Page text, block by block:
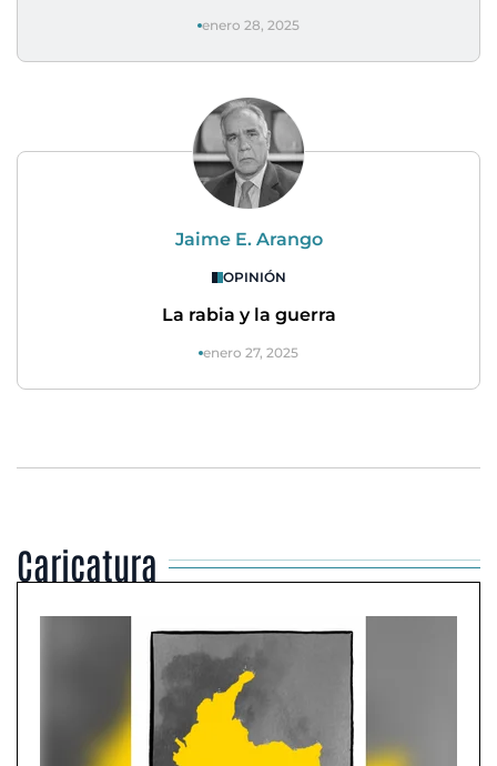
enero 28, 2025
Jaime E. Arango
OPINIÓN
La rabia y la guerra
enero 27, 2025
Caricatura